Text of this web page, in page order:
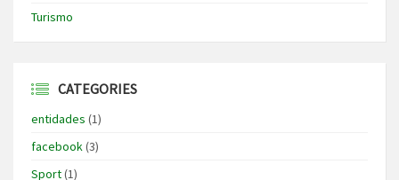
Turismo
CATEGORIES
entidades (1)
facebook(3)
Sport(1)